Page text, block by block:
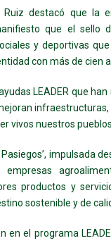
Ruiz destacó que la
que el sello
y deportivas
con más de cien
LEADER que
vivos nuestros
impulsada
productos y
sostenible y de
en el programa